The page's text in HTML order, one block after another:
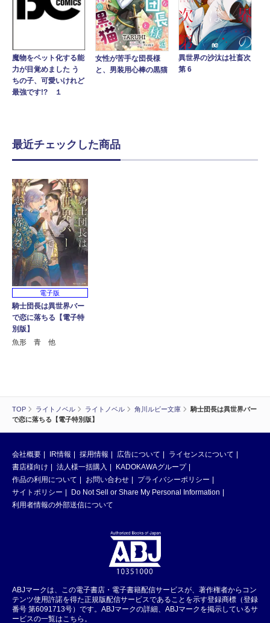
TOP ライトノベル ライトノベル 角川ルビー文庫
騎士団長は異世界バー
で恋に落ちる【電子特別版】
魔物をペット化する能
力が目覚めました う
ちの子、可愛いけれど
最強です!? １
女性が苦手な団長様
と、男装用心棒の黒猫
異世界の沙汰は社畜次
第 6
最近チェックした商品
電子版
騎士団長は異世界バー
で恋に落ちる【電子特
別版】
魚形 青 他
会社概要 IR情報 採用情報 広告について
ライセンスについて
書店様向け
法人様一括購入
KADOKAWAグループ
作品の利用について
お問い合わせ
プライバシーポリシー
サイトポリシー
Do Not Sell or Share My Personal Information
利用者情報の外部送信について
ABJマークは、この電子書店・電子書籍配信サービスが、著作権者からコン
テンツ使用許諾を得た正規版配信サービスであることを示す登録商標（登録
番号 第6091713号）です。ABJマークの詳細、ABJマークを掲示しているサ
ービスの一覧はこちら。